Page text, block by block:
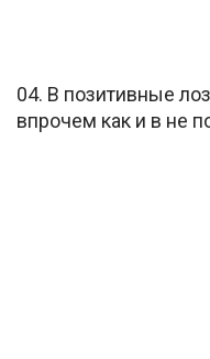
04. В позитивные
впрочем как и в не